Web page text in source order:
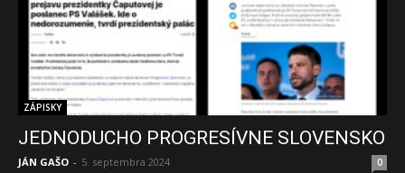
ZÁPISKY
JEDNODUCHO PROGRESÍVNE SLOVENSKO
JÁN GAŠO - 5. septembra 2024 0